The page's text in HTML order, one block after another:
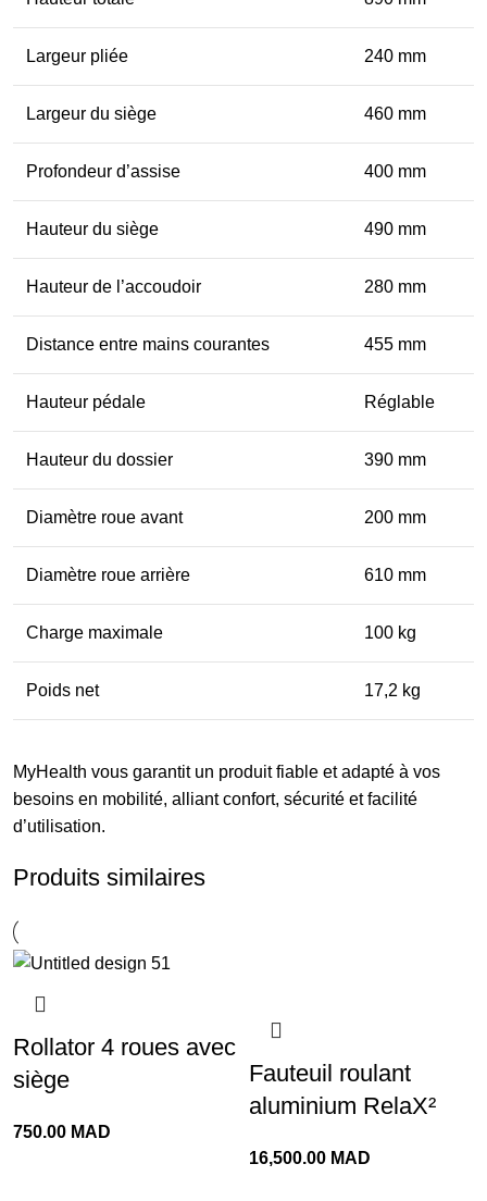
Largeur pliée 240 mm
Largeur du siège 460 mm
Profondeur d’assise 400 mm
Hauteur du siège 490 mm
Hauteur de l’accoudoir 280 mm
Distance entre mains courantes 455 mm
Hauteur pédale Réglable
Hauteur du dossier 390 mm
Diamètre roue avant 200 mm
Diamètre roue arrière 610 mm
Charge maximale 100 kg
Poids net 17,2 kg
MyHealth vous garantit un produit fiable et adapté à vos
besoins en mobilité, alliant confort, sécurité et facilité
d’utilisation.
Produits similaires
Rollator 4 roues avec
siège
750.00 MAD
Fauteuil roulant
aluminium RelaX²
16,500.00 MAD